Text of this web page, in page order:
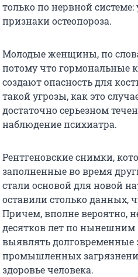
только по нервной
признаки остеопороза.
Молодые женщины, по
потому что гормональные
создают опасность для
такой угрозы, как это
достаточно серьезном
наблюдение психиатра.
Рентгеновские снимки,
заполненные во время
стали основой для новой
оставили столько данных,
Причем, вполне вероятно,
десятков лет по
выявлять
промышленных
здоровье человека.